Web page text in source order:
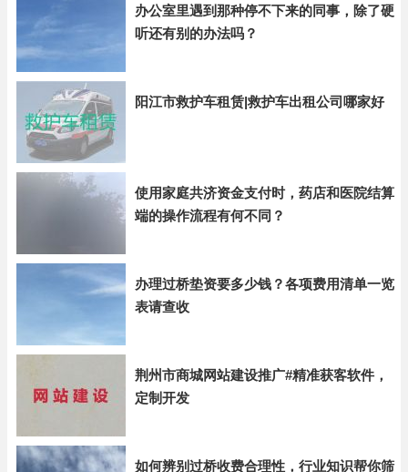
办公室里遇到那种停不下来的同事，除了硬
听还有别的办法吗？
阳江市救护车租赁|救护车出租公司哪家好
使用家庭共济资金支付时，药店和医院结算
端的操作流程有何不同？
办理过桥垫资要多少钱？各项费用清单一览
表请查收
荆州市商城网站建设推广#精准获客软件，
定制开发
如何辨别过桥收费合理性，行业知识帮你筛